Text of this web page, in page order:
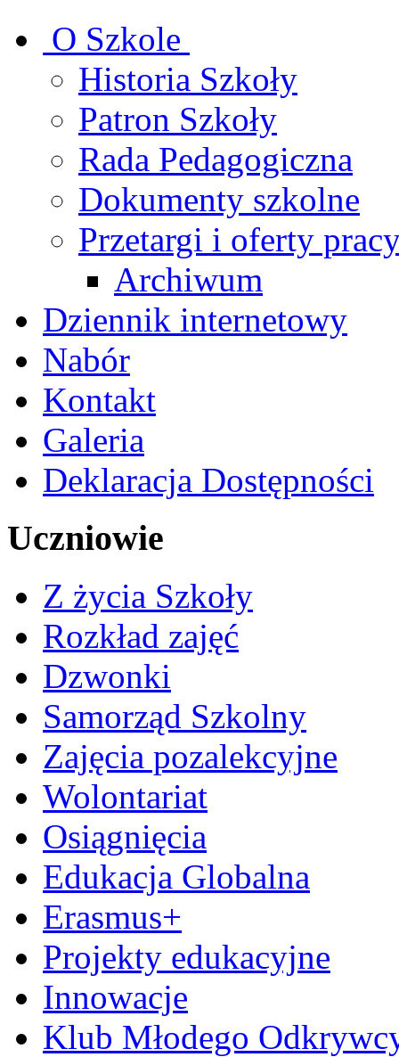
O Szkole
Historia Szkoły
Patron Szkoły
Rada Pedagogiczna
Dokumenty szkolne
Przetargi i oferty
Archiwum
Dziennik internetowy
Nabór
Kontakt
Galeria
Deklaracja Dostępności
Uczniowie
Z życia Szkoły
Rozkład zajęć
Dzwonki
Samorząd Szkolny
Zajęcia pozalekcyjne
Wolontariat
Osiągnięcia
Edukacja Globalna
Erasmus+
Projekty edukacyjne
Innowacje
Klub Młodego